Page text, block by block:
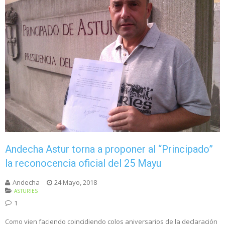
Andecha Astur torna a proponer al “Principado”
la reconocencia oficial del 25 Mayu
Andecha 24 Mayo, 2018
ASTURIES
1
Como vien faciendo coincidiendo colos aniversarios de la declaración